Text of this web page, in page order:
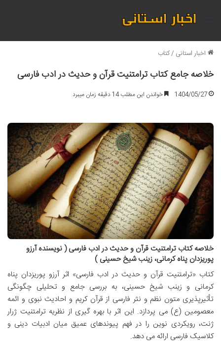
منو
اخبار استانی /کتاب
خلاصه جامع کتاب ترامتنیت قرآن و حدیث در ادب فارسی
1404/05/27 خواندن این مطلب 14 دقیقه زمان میبرد
خلاصه کتاب ترامتنیت قرآن و حدیث در ادب فارسی ( نویسنده آرزو
پوریزدان پناه کرمانی، زینب شیخ حسینی )
کتاب «ترامتنیت قرآن و حدیث در ادب فارسی» اثر آرزو پوریزدان پناه
کرمانی و زینب شیخ حسینی، به بررسی جامع و تحلیلی چگونگی
تأثیرپذیری متون نظم و نثر فارسی از قرآن کریم و احادیث نبوی و ائمه
معصومین (ع) می پردازد. این اثر با بهره گیری از نظریه ترامتنیت ژرار
ژنت، رویکردی نوین را در فهم پیوندهای عمیق میان ادبیات دینی و
کلاسیک فارسی ارائه می دهد.